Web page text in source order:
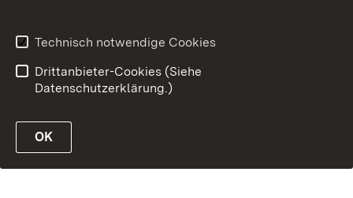
Technisch notwendige Cookies
Drittanbieter-Cookies (Siehe
Datenschutzerklärung.)
OK